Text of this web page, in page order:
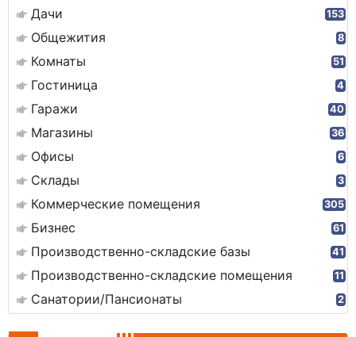
Дачи 153
Общежития 8
Комнаты 51
Гостиница 4
Гаражи 40
Магазины 36
Офисы 6
Склады 3
Коммерческие помещения 305
Бизнес 61
Производственно-складские базы 41
Производственно-складские помещения 11
Санатории/Пансионаты 2